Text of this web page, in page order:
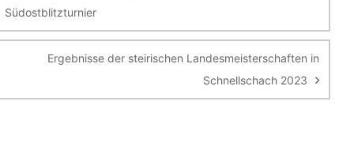
Südostblitzturnier
Ergebnisse der steirischen Landesmeisterschaften in
Schnellschach 2023